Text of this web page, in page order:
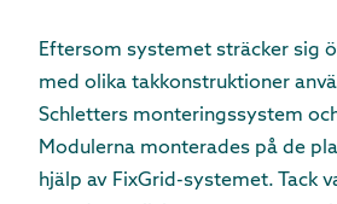
Eftersom systemet sträcker sig
med olika takkonstruktioner
Schletters monteringssystem
Modulerna monterades på de
hjälp av FixGrid-systemet. Tack